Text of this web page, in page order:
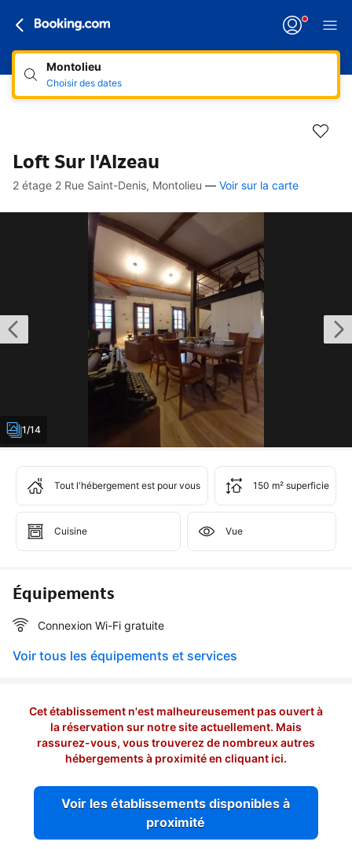
Montolieu
Choisir des dates
Loft Sur l'Alzeau
Accès rapides
Aller à la description
Aller aux équipements
Aller aux hébergements
Aller aux conditions
2 étage 2 Rue Saint-Denis, Montolieu — Voir sur la carte
1/14
Tout l'hébergement est pour vous 150 m² superficie
Cuisine Vue
Équipements
Connexion Wi-Fi gratuite
Voir tous les équipements et services
Cet établissement n'est malheureusement pas ouvert à
la réservation sur notre site actuellement. Mais
rassurez-vous, vous trouverez de nombreux autres
hébergements à proximité en cliquant ici.
Voir les établissements disponibles à
proximité